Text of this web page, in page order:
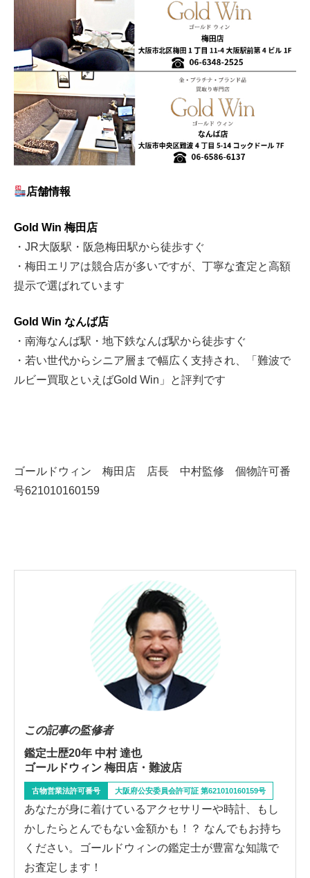
店舗情報
Gold Win 梅田店
・JR大阪駅・阪急梅田駅から徒歩すぐ
・梅田エリアは競合店が多いですが、丁寧な査定と高額
提示で選ばれています
Gold Win なんば店
・南海なんば駅・地下鉄なんば駅から徒歩すぐ
・若い世代からシニア層まで幅広く支持され、「難波で
ルビー買取といえばGold Win」と評判です
ゴールドウィン 梅田店 店長 中村監修 個物許可番
号621010160159
この記事の監修者
鑑定士歴20年 中村 達也
ゴールドウィン 梅田店・難波店
古物営業法許可番号 大阪府公安委員会許可証 第621010160159号
あなたが身に着けているアクセサリーや時計、もし
かしたらとんでもない金額かも！？ なんでもお持ち
ください。ゴールドウィンの鑑定士が豊富な知識で
お査定します！